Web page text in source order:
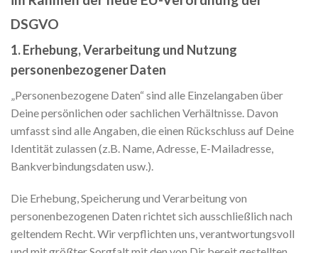
DSGVO
1. Erhebung, Verarbeitung und Nutzung
personenbezogener Daten
„Personenbezogene Daten“ sind alle Einzelangaben über
Deine persönlichen oder sachlichen Verhältnisse. Davon
umfasst sind alle Angaben, die einen Rückschluss auf Deine
Identität zulassen (z.B. Name, Adresse, E-Mailadresse,
Bankverbindungsdaten usw.).
Die Erhebung, Speicherung und Verarbeitung von
personenbezogenen Daten richtet sich ausschließlich nach
geltendem Recht. Wir verpflichten uns, verantwortungsvoll